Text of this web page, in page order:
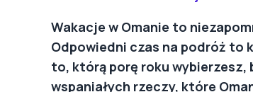
Wakacje w Omanie to
Odpowiedni czas na podróż to
to, którą porę roku wybierzesz,
wspaniałych rzeczy, które